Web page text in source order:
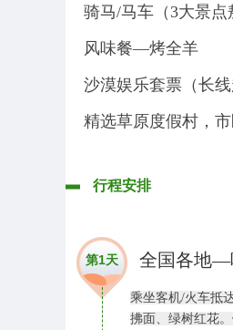
骑马/马车（3大景
风味餐—烤全羊
沙漠娱乐套票（长
精选草原度假村，
行程安排
第1天 全国各地—
乘坐客机/火车抵
拂面、绿树红花